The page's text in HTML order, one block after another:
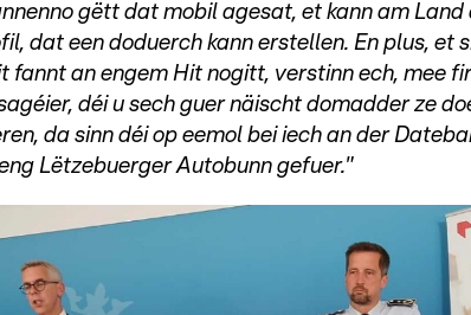
gëtt dat mobil agesat, et kann am
dat een doduerch kann erstellen. En plus, et
fannt an engem Hit nogitt, verstinn ech, mee
déi u sech guer näischt domadder ze
da sinn déi op eemol bei iech an der
Lëtzebuerger Autobunn gefuer."